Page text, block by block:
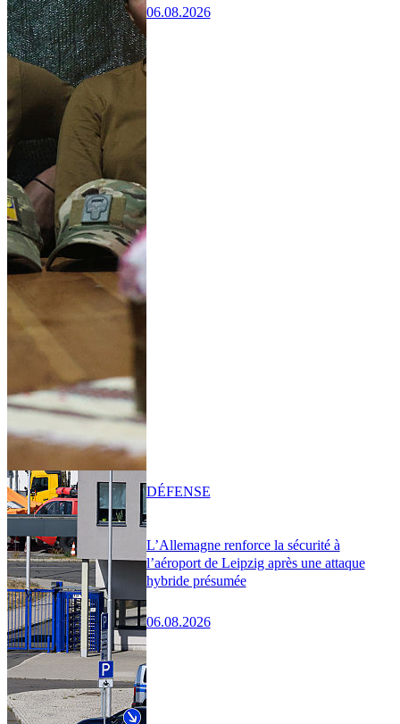
06.08.2026
L’Allemagne renforce la sécurité à
l’aéroport de Leipzig après une attaque
hybride présumée
06.08.2026
DÉFENSE